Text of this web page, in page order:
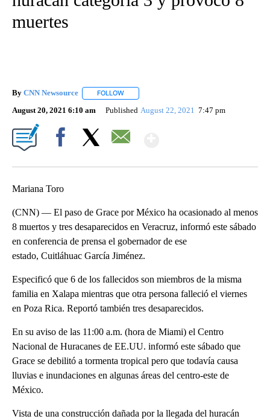
muertes
By CNN Newsource FOLLOW
August 20, 2021 6:10 am Published August 22, 2021 7:47 pm
Mariana Toro
(CNN) — El paso de Grace por México ha ocasionado al menos
8 muertos y tres desaparecidos en Veracruz, informó este sábado
en conferencia de prensa el gobernador de ese
estado, Cuitláhuac García Jiménez.
Especificó que 6 de los fallecidos son miembros de la misma
familia en Xalapa mientras que otra persona falleció el viernes
en Poza Rica. Reportó también tres desaparecidos.
En su aviso de las 11:00 a.m. (hora de Miami) el Centro
Nacional de Huracanes de EE.UU. informó este sábado que
Grace se debilitó a tormenta tropical pero que todavía causa
lluvias e inundaciones en algunas áreas del centro-este de
México.
Vista de una construcción dañada por la llegada del huracán